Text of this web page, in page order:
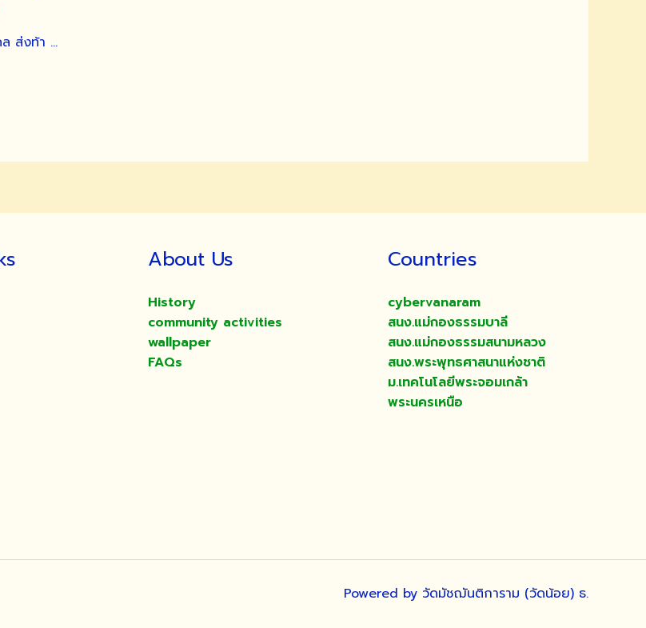
ส่งท้า …
About Us
History
community activities
wallpaper
FAQs
Countries
cybervanaram
สนง.แม่กองธรรมบาลี
สนง.แม่กองธรรมสนามหลวง
สนง.พระพุทธศาสนาแห่งชาติ
ม.เทคโนโลยีพระจอมเกล้า
พระนครเหนือ
Powered by วัดมัชฌันติการาม (วัดน้อย) ธ.